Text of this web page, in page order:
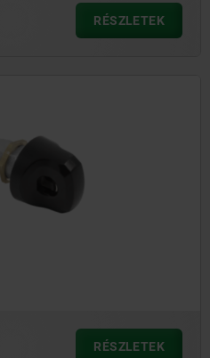
RÉSZLETEK
RÉSZLETEK